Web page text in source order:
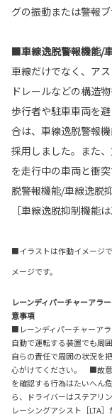
グの振動または警報
■車線逸脱警報機能/
車線だけでなく、ア
ドレールなどの構造
歩行者や駐車車両を
合は、車線逸脱警報
採用しました。また
を走行中の車両と衝
脱警報機能/車線逸脱
［車線逸脱抑制機能
■イラストは作動イメージ
メージです。
レーンディパーチャーアラ
意事項
■レーンディパーチャーア
自動で運転する装置でも周
自らの責任で周囲の状況を
心がけてください。 ■故意
を確認する行為はたいへ
ら、ドライバーはステアリ
レーシングアシスト［LTA